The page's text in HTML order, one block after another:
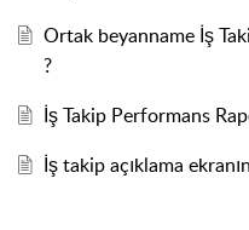
Ortak beyanname İş
?
İş Takip Performans
İş takip açıklama